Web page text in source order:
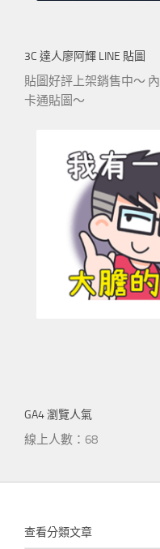
3C 達人廖阿輝 LINE 貼圖
貼圖好評上架銷售中～
卡通貼圖～
GA4 瀏覽人氣
線上人數：68
查看分類文章